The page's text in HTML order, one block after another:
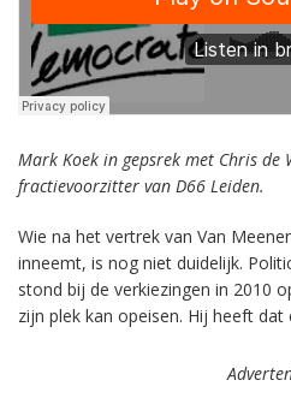
Mark Koek in gepsrek met Chris
fractievoorzitter van D66 Leiden.
Wie na het vertrek van Van
inneemt, is nog niet duidelijk.
stond bij de verkiezingen in 2010
zijn plek kan opeisen. Hij heeft